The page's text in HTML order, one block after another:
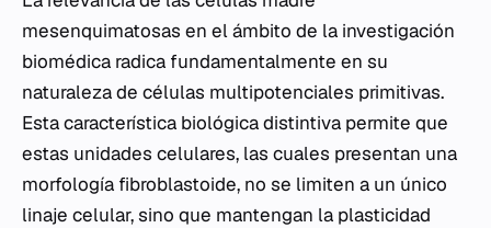
mesenquimatosas en el ámbito de la investigación
biomédica radica fundamentalmente en su
naturaleza de células multipotenciales primitivas.
Esta característica biológica distintiva permite que
estas unidades celulares, las cuales presentan una
morfología fibroblastoide, no se limiten a un único
linaje celular, sino que mantengan la plasticidad